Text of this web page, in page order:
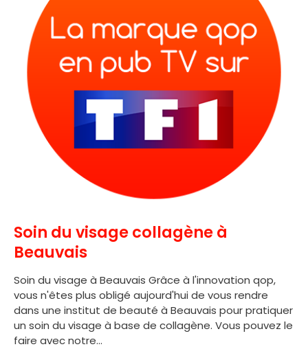
Soin du visage collagène à
Beauvais
Soin du visage à Beauvais Grâce à l'innovation qop,
vous n'êtes plus obligé aujourd'hui de vous rendre
dans une institut de beauté à Beauvais pour pratiquer
un soin du visage à base de collagène. Vous pouvez le
faire avec notre...